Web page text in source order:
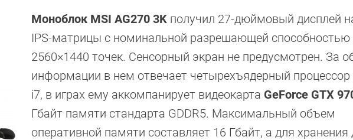
Моноблок MSI AG270 3K получил 27-дюймовый дисплей
IPS-матрицы с номинальной разрешающей способностью
2560×1440 точек. Сенсорный экран не предусмотрен. За
информации в нем отвечает четырехъядерный процессор
i7, в играх ему аккомпанирует видеокарта GeForce GTX
Гбайт памяти стандарта GDDR5. Максимальный объем
оперативной памяти составляет 16 Гбайт, а для